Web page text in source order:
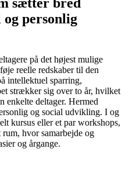
og personlig
på det højest mulige
reelle redskaber til den
intellektuel sparring,
strækker sig over to år, hvilket
enkelte deltager. Hermed
og social udvikling. I og
kursus eller et par workshops,
hvor samarbejde og
og årgange.